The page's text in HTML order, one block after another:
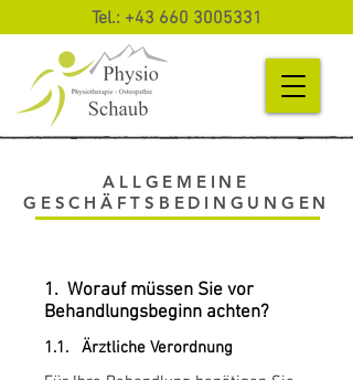
Tel.: +43 660 3005331
ALLGEMEINE
GESCHÄFTSBEDINGUNGEN
1. Worauf müssen Sie vor
Behandlungsbeginn achten?
1.1. Ärztliche Verordnung